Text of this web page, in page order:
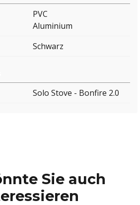
PVC
Aluminium
Schwarz
Solo Stove - Bonfire 2.0
Sie auch